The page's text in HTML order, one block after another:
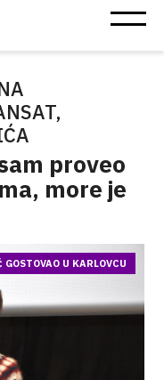
proveo
more je
U KARLOVCU